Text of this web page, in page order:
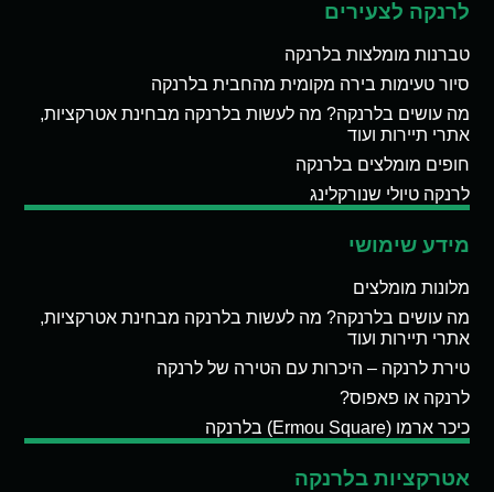
לרנקה לצעירים
טברנות מומלצות בלרנקה
סיור טעימות בירה מקומית מהחבית בלרנקה
מה עושים בלרנקה? מה לעשות בלרנקה מבחינת אטרקציות,
אתרי תיירות ועוד
חופים מומלצים בלרנקה
לרנקה טיולי שנורקלינג
מידע שימושי
מלונות מומלצים
מה עושים בלרנקה? מה לעשות בלרנקה מבחינת אטרקציות,
אתרי תיירות ועוד
טירת לרנקה – היכרות עם הטירה של לרנקה
לרנקה או פאפוס?
כיכר ארמו (Ermou Square) בלרנקה
אטרקציות בלרנקה